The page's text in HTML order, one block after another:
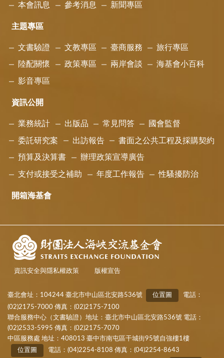
本會訊息 參考消息 新聞專區
主題專區
文書驗證 文教專區 臺商服務 旅行專區
陸配關懷 政策專區 兩岸會談 海基會小百科
影音專區
資訊公開
業務統計 出版品 常見問答 國會監督
委託研究案 出訪報告 書面之公共工程及採購契約
預算及決算書 辦理政策宣導廣告
支付或接受之補助 年度工作報告 性騷擾防治
開箱海基會
資訊安全與隱私權政策 版權宣告
臺北會址：104244 臺北市中山區北安路536號 位置圖
電話：
(02)2175-7000 傳真：(02)2175-7100
聯合服務中心（文書驗證）地址：臺北市中山區北安路536號 電話：
(02)2533-5995 傳真：(02)2175-7070
中區服務處 地址：408013 臺中市南屯區干城街95號自強樓1樓
位置圖
電話：(04)2254-8108 傳真：(04)2254-8643